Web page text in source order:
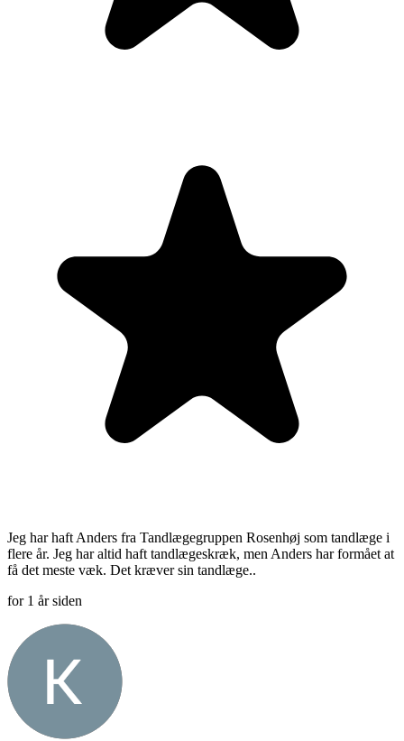
Jeg har haft Anders fra Tandlægegruppen Rosenhøj som tandlæge i
flere år. Jeg har altid haft tandlægeskræk, men Anders har formået at
få det meste væk. Det kræver sin tandlæge..
for 1 år siden